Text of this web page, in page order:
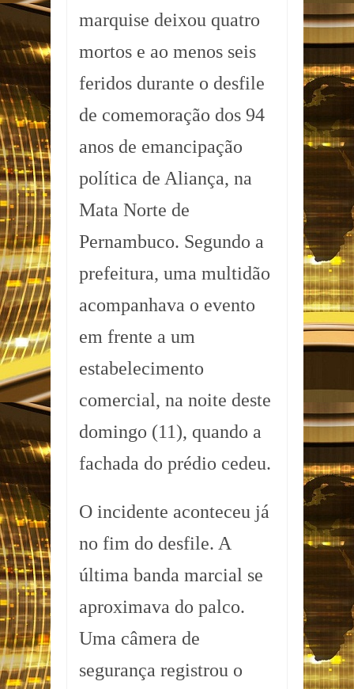
marquise deixou quatro
mortos e ao menos seis
feridos durante o desfile
de comemoração dos 94
anos de emancipação
política de Aliança, na
Mata Norte de
Pernambuco. Segundo a
prefeitura, uma multidão
acompanhava o evento
em frente a um
estabelecimento
comercial, na noite deste
domingo (11), quando a
fachada do prédio cedeu.
O incidente aconteceu já
no fim do desfile. A
última banda marcial se
aproximava do palco.
Uma câmera de
segurança registrou o